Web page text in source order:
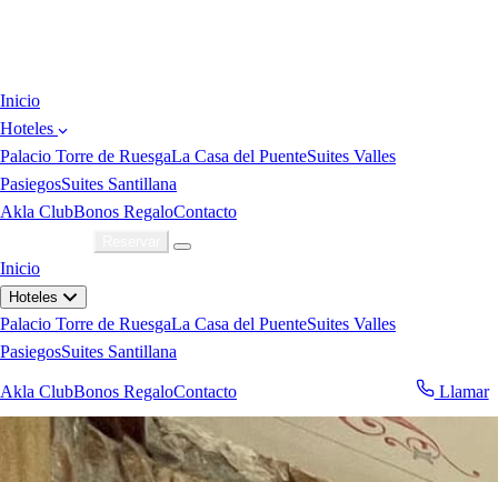
Inicio
Hoteles
Palacio Torre de RuesgaLa Casa del PuenteSuites Valles
PasiegosSuites Santillana
Akla ClubBonos RegaloContacto
Inicio
Hoteles
Palacio Torre de RuesgaLa Casa del PuenteSuites Valles
PasiegosSuites Santillana
Akla ClubBonos RegaloContacto Llamar
ahora WhatsApp